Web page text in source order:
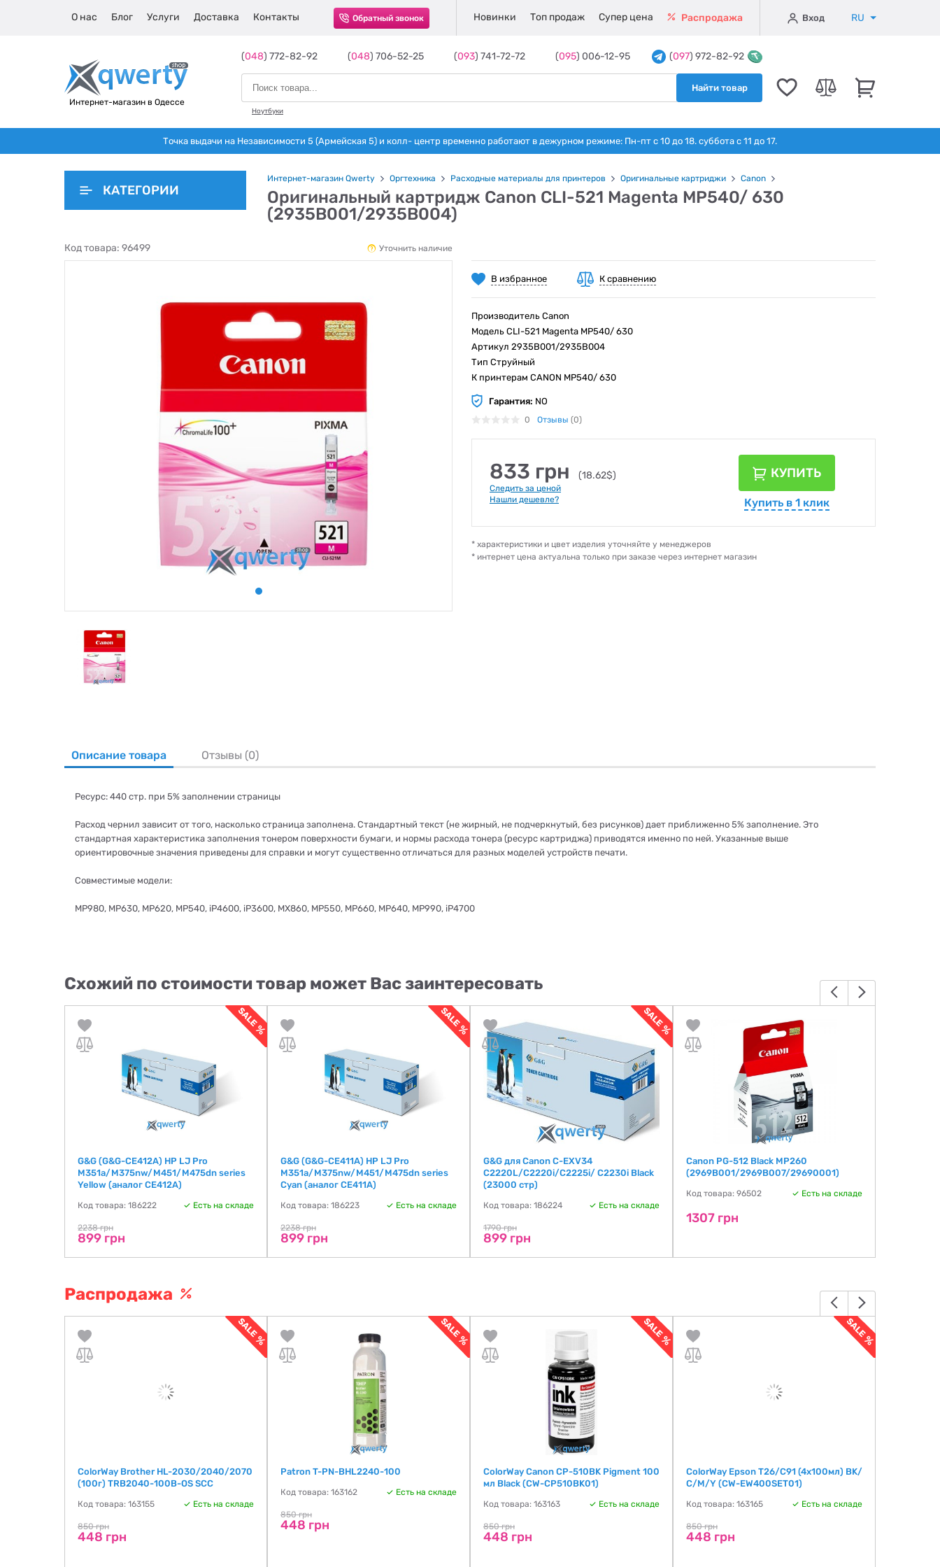
О нас Блог Услуги Доставка Контакты Обратный звонок Новинки Топ продаж Супер цена Распродажа Вход RU
Интернет-магазин в Одессе
(048) 772-82-92 (048) 706-52-25 (093) 741-72-72 (095) 006-12-95 (097) 972-82-92
Найти товар
Ноутбуки
Точка выдачи на Независимости 5 (Армейская 5) и колл- центр временно работают в дежурном режиме: Пн-пт с 10 до 18. суббота с 11 до 17.
КАТЕГОРИИ
Интернет-магазин Qwerty Оргтехника Расходные материалы для принтеров Оригинальные картриджи Canon
Оригинальный картридж Canon CLI-521 Magenta MP540/ 630
(2935B001/2935B004)
Код товара: 96499 Уточнить наличие
В избранное К сравнению
Производитель Canon
Модель CLI-521 Magenta MP540/ 630
Артикул 2935B001/2935B004
Тип Струйный
К принтерам CANON MP540/ 630
Гарантия: NO
0 Отзывы (0)
833 грн (18.62$)
Следить за ценой
Нашли дешевле?
КУПИТЬ
Купить в 1 клик
* характеристики и цвет изделия уточняйте у менеджеров
* интернет цена актуальна только при заказе через интернет магазин
Описание товара Отзывы (0)
Ресурс: 440 стр. при 5% заполнении страницы
Расход чернил зависит от того, насколько страница заполнена. Стандартный текст (не жирный, не подчеркнутый, без рисунков) дает приближенно 5% заполнение. Это
стандартная характеристика заполнения тонером поверхности бумаги, и нормы расхода тонера (ресурс картриджа) приводятся именно по ней. Указанные выше
ориентировочные значения приведены для справки и могут существенно отличаться для разных моделей устройств печати.
Совместимые модели:
MP980, MP630, MP620, MP540, iP4600, iP3600, MX860, MP550, MP660, MP640, MP990, iP4700
Схожий по стоимости товар может Вас заинтересовать
G&G (G&G-CE412A) HP LJ Pro
M351a/M375nw/M451/M475dn series
Yellow (аналог CE412A)
Код товара: 186222 Есть на складе
2238 грн
899 грн
G&G (G&G-CE411A) HP LJ Pro
M351a/M375nw/M451/M475dn series
Cyan (аналог CE411A)
Код товара: 186223 Есть на складе
2238 грн
899 грн
G&G для Canon C-EXV34
C2220L/C2220i/C2225i/ C2230i Black
(23000 стр)
Код товара: 186224 Есть на складе
1790 грн
899 грн
Canon PG-512 Black MP260
(2969B001/2969B007/29690001)
Код товара: 96502 Есть на складе
1307 грн
Распродажа
ColorWay Brother HL-2030/2040/2070
(100г) TRB2040-100B-OS SCC
Код товара: 163155 Есть на складе
850 грн
448 грн
Patron T-PN-BHL2240-100
Код товара: 163162 Есть на складе
850 грн
448 грн
ColorWay Canon CP-510BK Pigment 100
мл Black (CW-CP510BK01)
Код товара: 163163 Есть на складе
850 грн
448 грн
ColorWay Epson T26/C91 (4х100мл) BK/
С/M/Y (CW-EW400SET01)
Код товара: 163165 Есть на складе
850 грн
448 грн